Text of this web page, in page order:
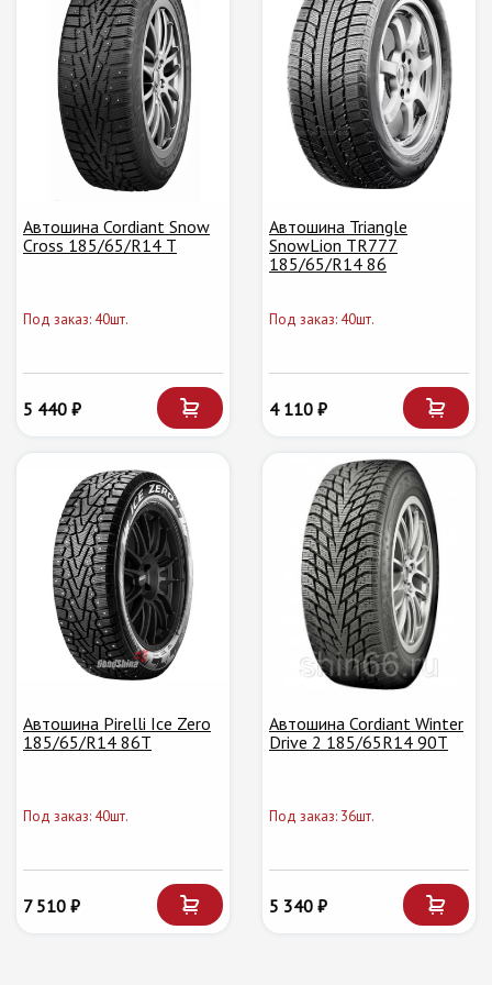
Автошина Cordiant Snow
Cross 185/65/R14 T
Под заказ: 40шт.
5 440 ₽
Автошина Triangle
SnowLion TR777
185/65/R14 86
Под заказ: 40шт.
4 110 ₽
Автошина Pirelli Ice Zero
185/65/R14 86T
Под заказ: 40шт.
7 510 ₽
Автошина Cordiant Winter
Drive 2 185/65R14 90T
Под заказ: 36шт.
5 340 ₽